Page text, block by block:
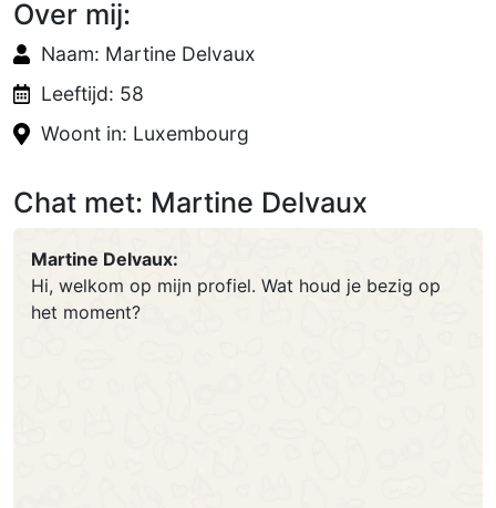
Over mij:
Naam: Martine Delvaux
Leeftijd: 58
Woont in: Luxembourg
Chat met: Martine Delvaux
Martine Delvaux:
Hi, welkom op mijn profiel. Wat houd je bezig op
het moment?